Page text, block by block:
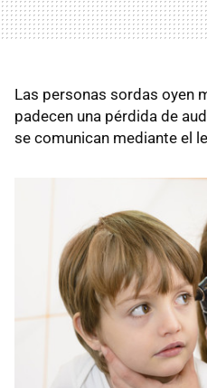
Las personas sordas oyen
padecen una pérdida de
se comunican mediante el